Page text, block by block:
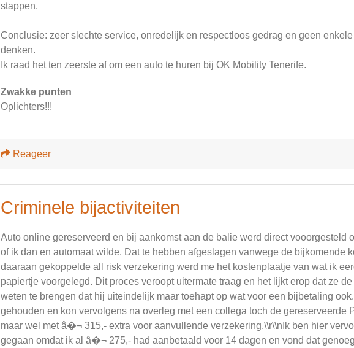
stappen.
Conclusie: zeer slechte service, onredelijk en respectloos gedrag en geen
denken.
Ik raad het ten zeerste af om een auto te huren bij OK Mobility Tenerife.
Zwakke punten
Oplichters!!!
Reageer
Criminele bijactiviteiten
Auto online gereserveerd en bij aankomst aan de balie werd direct vooorgesteld
of ik dan en automaat wilde. Dat te hebben afgeslagen vanwege de bijkomende
daaraan gekoppelde all risk verzekering werd me het kostenplaatje van wat ik
papiertje voorgelegd. Dit proces veroopt uitermate traag en het lijkt erop dat ze
weten te brengen dat hij uiteindelijk maar toehapt op wat voor een bijbetaling
gehouden en kon vervolgens na overleg met een collega toch de gereserveerde
maar wel met â�¬ 315,- extra voor aanvullende verzekering.\\r\\nIk ben hier
gegaan omdat ik al â�¬ 275,- had aanbetaald voor 14 dagen en vond dat